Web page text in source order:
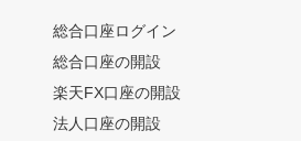
総合口座ログイン
総合口座の開設
楽天FX口座の開設
法人口座の開設